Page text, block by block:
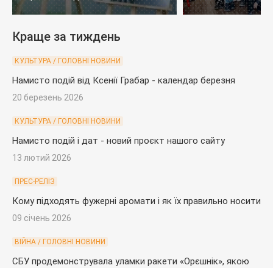
загинув на війні
Краще за тиждень
КУЛЬТУРА / ГОЛОВНІ НОВИНИ
Намисто подій від Ксенії Грабар - календар березня
20 березень 2026
КУЛЬТУРА / ГОЛОВНІ НОВИНИ
Намисто подій і дат - новий проєкт нашого сайту
13 лютий 2026
ПРЕС-РЕЛІЗ
Кому підходять фужерні аромати і як їх правильно носити
09 січень 2026
ВІЙНА / ГОЛОВНІ НОВИНИ
СБУ продемонструвала уламки ракети «Орєшнік», якою